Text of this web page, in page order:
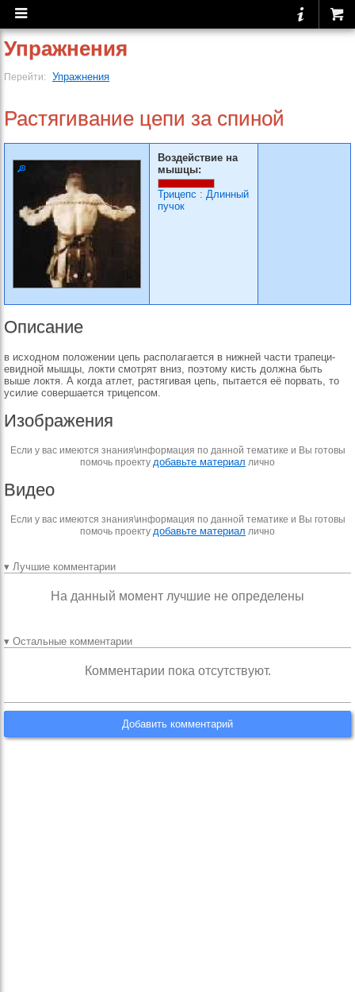
Упражнения
Перейти: Упражнения
Растягивание цепи за спиной
Воздействие на
мышцы:
Трицепс : Длинный
пучок
Описание
в исходном по­ложении цепь располагает­ся в нижней части трапеци­
евидной мышцы, локти смотрят вниз, поэтому кисть должна быть
выше локтя. А когда атлет, рас­тягивая цепь, пытается её порвать, то
усилие совер­шается трицепсом.
Изображения
Если у вас имеются знания\информация по данной тематике и Вы готовы
помочь проекту добавьте материал лично
Видео
Если у вас имеются знания\информация по данной тематике и Вы готовы
помочь проекту добавьте материал лично
▾ Лучшие комментарии
На данный момент лучшие не определены
▾ Остальные комментарии
Комментарии пока отсутствуют.
Добавить комментарий